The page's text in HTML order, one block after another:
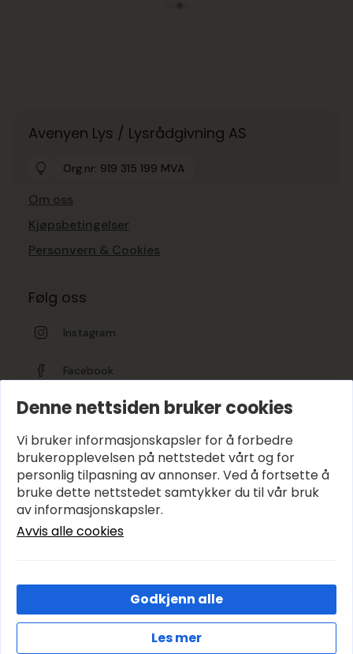
Avenyen Lys / Lysrådgivning AS
Org.nr: 919 315 199 MVA
Om oss
Kjøpsbetingelser
Personvern & Cookies
Følg oss
Instagram
Facebook
Google-vurdering
Hold deg oppdatert
E-post*
Abonner
© 2026 Avenyen Lys – Utviklet og designet av
Denne nettsiden bruker cookies
Vi bruker informasjonskapsler for å forbedre
brukeropplevelsen på nettstedet vårt og for
personlig tilpasning av annonser. Ved å fortsette å
bruke dette nettstedet samtykker du til vår bruk
av informasjonskapsler.
Avvis alle cookies
Les mer
Godkjenn alle